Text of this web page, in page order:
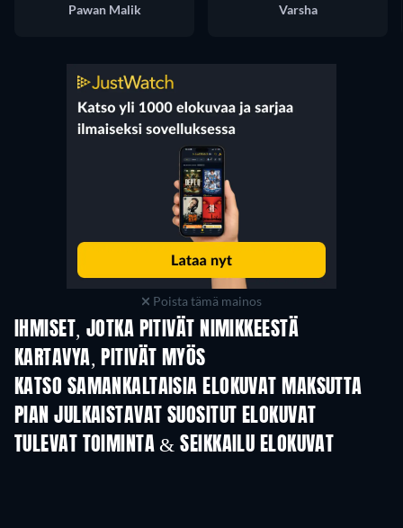
Pawan Malik
Varsha
Poista tämä mainos
IHMISET, JOTKA PITIVÄT NIMIKKEESTÄ
KARTAVYA, PITIVÄT MYÖS
KATSO SAMANKALTAISIA ELOKUVAT MAKSUTTA
PIAN JULKAISTAVAT SUOSITUT ELOKUVAT
TULEVAT TOIMINTA & SEIKKAILU ELOKUVAT